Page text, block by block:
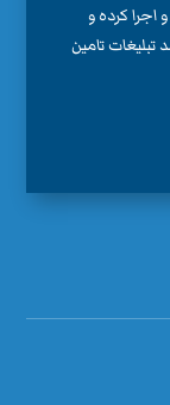
اجرا کرده و
تبلیغات تامین